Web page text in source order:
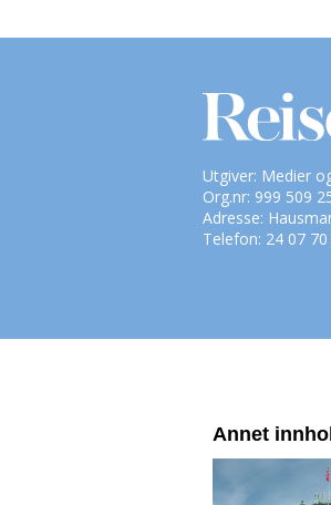
Utgiver: Medier
Org.nr: 999 509
Adresse:
Telefon: 24 07